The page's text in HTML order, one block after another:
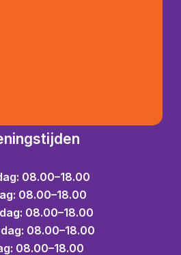
08.00–18.00
08.00–18.00
08.00–18.00
08.00–18.00
08.00–18.00